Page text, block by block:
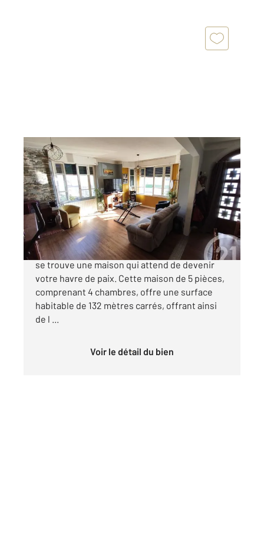
CAPVERN 65
132,21 m2, 5 pièces
Ref : 18001
Maison à vendre
148 000 €
Dans le charmant village de Capvern, à 65130,
se trouve une maison qui attend de devenir
votre havre de paix. Cette maison de 5 pièces,
comprenant 4 chambres, offre une surface
habitable de 132 mètres carrés, offrant ainsi
de l ...
Voir le détail du bien